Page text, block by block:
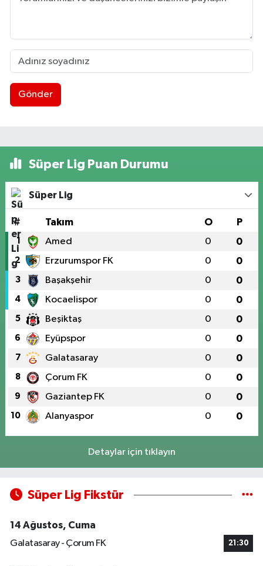
Gönder
Süper Lig Puan Durumu
Süper Lig
# Takım O P
1 Amed 0 0
2 Erzurumspor FK 0 0
3 Başakşehir 0 0
4 Kocaelispor 0 0
5 Beşiktaş 0 0
6 Eyüpspor 0 0
7 Galatasaray 0 0
8 Çorum FK 0 0
9 Gaziantep FK 0 0
10 Alanyaspor 0 0
Detaylar için tıklayın
Süper Lig Fikstür
14 Ağustos, Cuma
Galatasaray - Çorum FK
21:30